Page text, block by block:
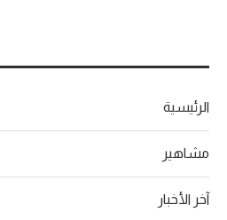
الرئيسية
مشاهير
آخر الأخبار